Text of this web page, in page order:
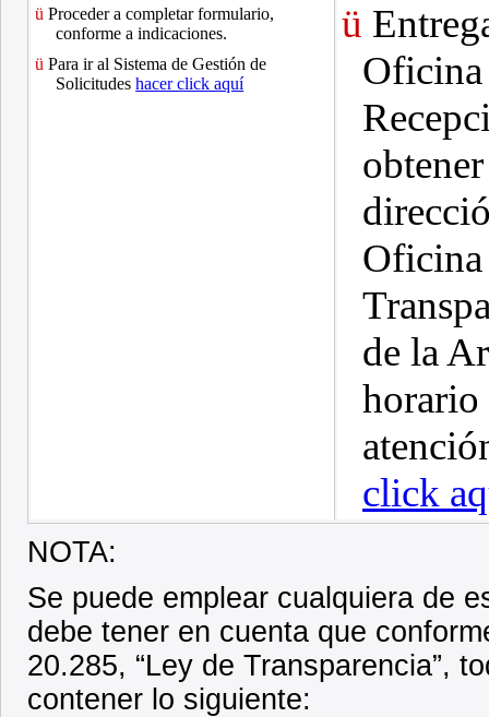
ü Proceder a completar formulario,
conforme a indicaciones.
ü Para ir al Sistema de Gestión de
Solicitudeshacer click aquí
ü
Oficina
obtener
Oficina
de la
horario
click
NOTA:
Se puede emplear cualquiera de
debe tener en cuenta que
20.285, “Ley de Transparencia”,
contener lo siguiente: